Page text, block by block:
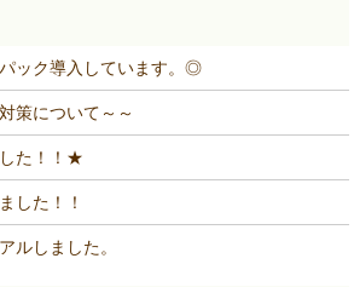
ック導入しています。◎
策について～～
た！！★
した！！
ルしました。